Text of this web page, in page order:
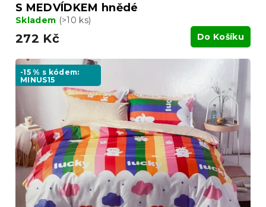
S MEDVÍDKEM hnědé
Skladem (>10 ks)
272 Kč Do Košíku
-15 % s kódem:
MINUS15